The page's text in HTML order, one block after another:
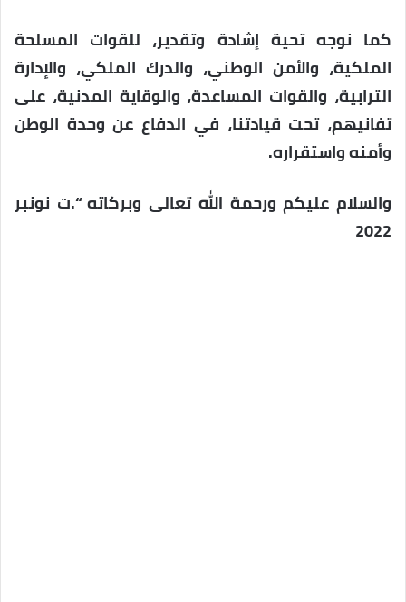
كما نوجه تحية إشادة وتقدير، للقوات المسلحة
الملكية، والأمن الوطني، والدرك الملكي، والإدارة
الترابية، والقوات المساعدة، والوقاية المدنية، على
تفانيهم، تحت قيادتنا، في الدفاع عن وحدة الوطن
وأمنه واستقراره.
والسلام عليكم ورحمة الله تعالى وبركاته “.ت نونبر
2022